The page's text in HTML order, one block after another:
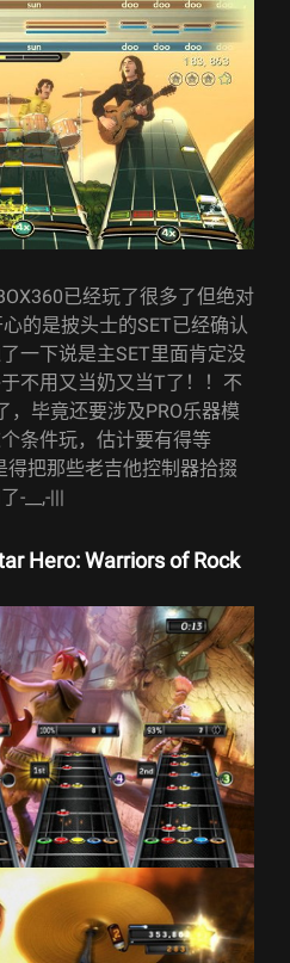
已经玩了很多了但绝对
的是披头士的SET已经确认
一下说是主SET里面肯定没
不用又当奶又当T了！！不
，毕竟还要涉及PRO乐器模
条件玩，估计要有得等
把那些老吉他控制器拾掇
-__,-|||
Hero: Warriors of Rock